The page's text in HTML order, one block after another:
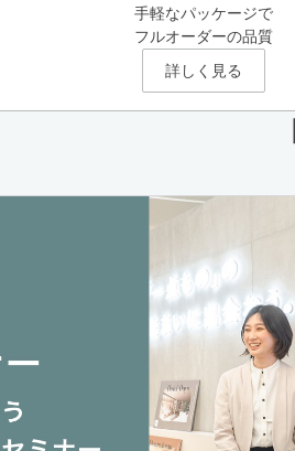
手軽なパッケージで
フルオーダーの品質
詳しく見る